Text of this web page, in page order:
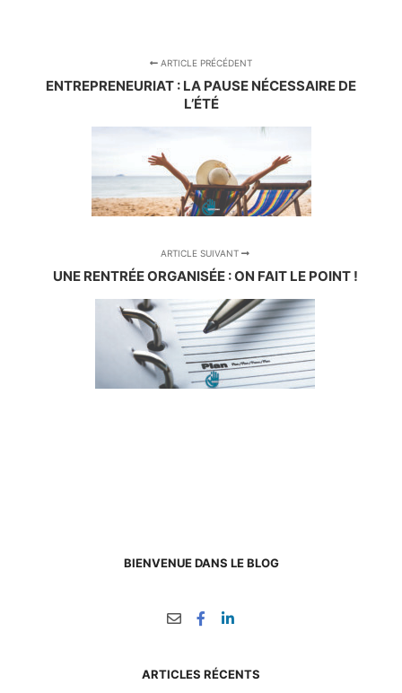
ARTICLE PRÉCÉDENT
ENTREPRENEURIAT : LA PAUSE NÉCESSAIRE DE
L’ÉTÉ
ARTICLE SUIVANT
UNE RENTRÉE ORGANISÉE : ON FAIT LE POINT !
BIENVENUE DANS LE BLOG
ARTICLES RÉCENTS